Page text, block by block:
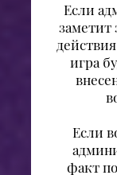
Если
игра
Если
факт